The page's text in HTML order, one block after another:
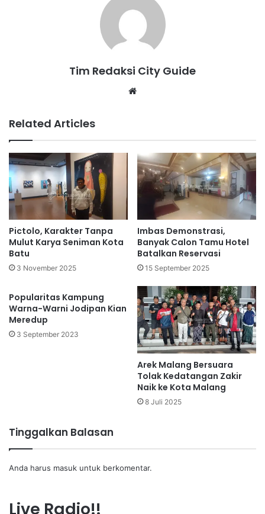
Tim Redaksi City Guide
Related Articles
Pictolo, Karakter Tanpa
Mulut Karya Seniman Kota
Batu
3 November 2025
Imbas Demonstrasi,
Banyak Calon Tamu Hotel
Batalkan Reservasi
15 September 2025
Popularitas Kampung
Warna-Warni Jodipan Kian
Meredup
3 September 2023
Arek Malang Bersuara
Tolak Kedatangan Zakir
Naik ke Kota Malang
8 Juli 2025
Tinggalkan Balasan
Anda harus masuk untuk berkomentar.
Live Radio!!